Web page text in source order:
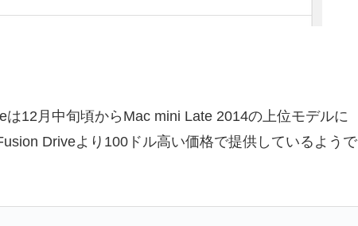
12月中旬頃からMac mini Late 2014の上位モデルに
Driveより100ドル高い価格で提供しているようで